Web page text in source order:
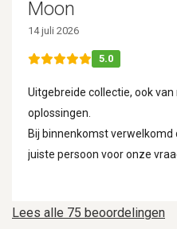
Lees alle 75 beoordelingen
Moon
14 juli 2026
5.0
Uitgebreide collectie, ook
oplossingen.
Bij binnenkomst
juiste persoon voor onze